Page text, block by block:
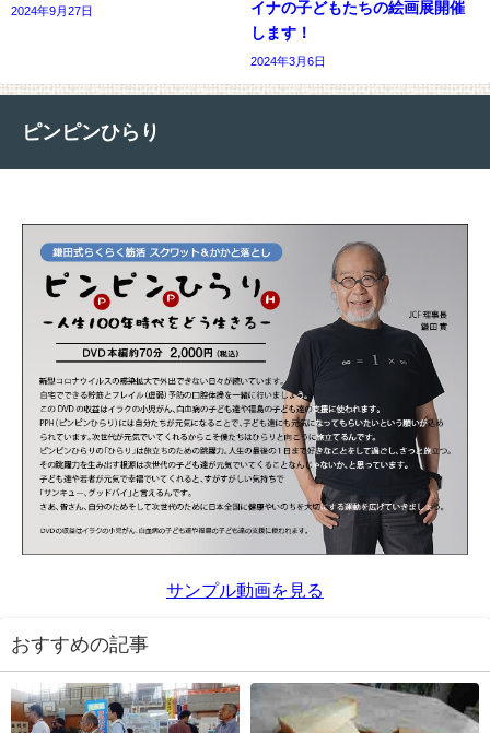
2024年9月27日
イナの子どもたちの絵画展開催
します！
2024年3月6日
ピンピンひらり
サンプル動画を見る
おすすめの記事